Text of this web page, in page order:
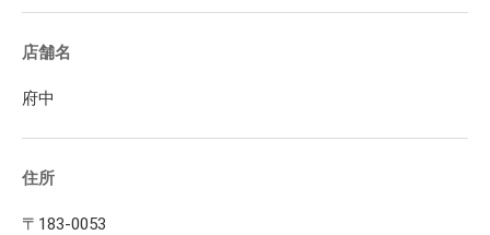
店舗名
府中
住所
〒183-0053